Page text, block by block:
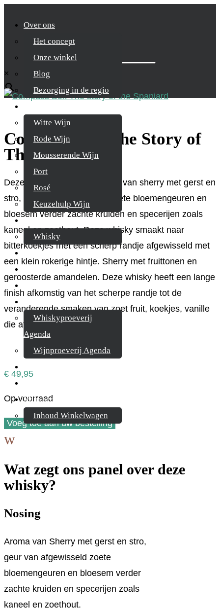
Over ons
Het concept
Onze winkel
Blog
Bezorging in de regio
Witte Wijn
Rode Wijn
Mousserende Wijn
Port
Rosé
Keuzehulp Wijn
Whisky
Whisky
Cognac
Whiskyproeverij
Agenda
Wijnproeverij Agenda
Mijn account
Inhoud Winkelwagen
Zoek je product
×
Compass Box The Story of
The Spaniard
Deze whisky heeft een aroma van sherry met gerst en
stro, geur van afgewisseld zoete bloemengeuren en
bloesem verder zachte kruiden en specerijen zoals
kaneel en zoethout. Deze whisky smaakt naar
bitterkoekjes met een scherp randje afgewisseld met
een klein rokerige hintje. Sherry met fruittonen en
geroosterde amandelen. Deze whisky heeft een lange
finish afkomstig van het scherpe randje tot de
veranderende smaken van zoet fruit, koekjes, vanille
die afglijd en zachtheid.
€ 49,95
Op voorraad
Compass
Box
Story
of
Spaniard
Voeg toe aan uw bestelling
w
Wat zegt ons panel over deze
whisky?
Nosing
Aroma van Sherry met gerst en stro,
geur van afgewisseld zoete
bloemengeuren en bloesem verder
zachte kruiden en specerijen zoals
kaneel en zoethout.